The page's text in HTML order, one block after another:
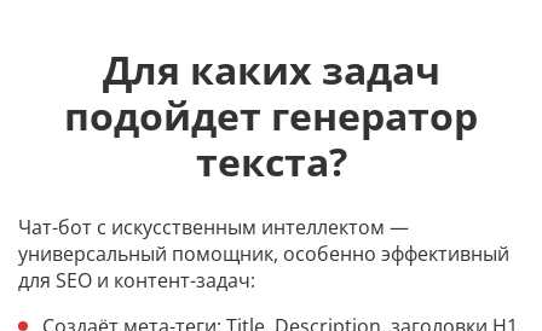
Для каких задач
подойдет генератор
текста?
Чат-бот с искусственным интеллектом —
универсальный помощник, особенно эффективный
для SEO и контент-задач:
Создаёт мета-теги: Title, Description, заголовки H1